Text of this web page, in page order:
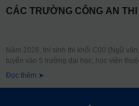
CÁC TRƯỜNG CÔNG AN
Năm 2026, thí sinh thi khối C00 (Ngữ
tuyển vào 5 trường đại học, học viện
Đọc thêm ➤